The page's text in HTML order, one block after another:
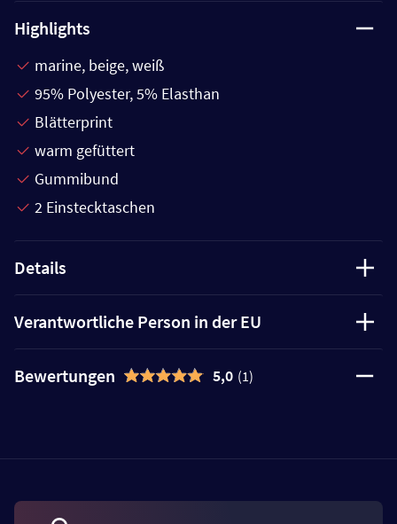
Highlights
marine, beige, weiß
95% Polyester, 5% Elasthan
Blätterprint
warm gefüttert
Gummibund
2 Einstecktaschen
Details
Verantwortliche Person in der EU
Bewertungen 5,0 (1)